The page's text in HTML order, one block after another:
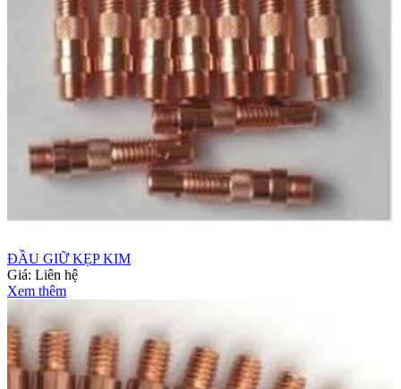
ĐẦU GIỮ KẸP KIM
Giá: Liên hệ
Xem thêm